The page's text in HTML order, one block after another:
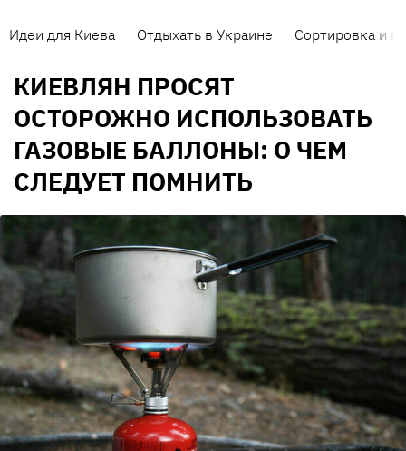
Идеи для Киева Отдыхать в Украине Сортировка и
КИЕВЛЯН ПРОСЯТ
ОСТОРОЖНО ИСПОЛЬЗОВАТЬ
ГАЗОВЫЕ БАЛЛОНЫ: О ЧЕМ
СЛЕДУЕТ ПОМНИТЬ